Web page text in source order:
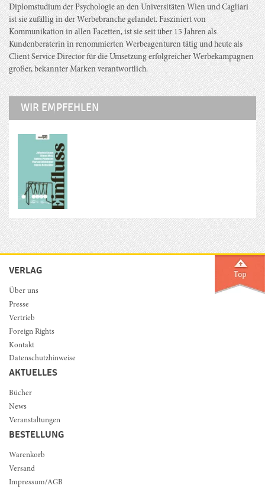
Diplomstudium der Psychologie an den Universitäten Wien und Cagliari
ist sie zufällig in der Werbebranche gelandet. Fasziniert von
Kommunikation in allen Facetten, ist sie seit über 15 Jahren als
Kundenberaterin in renommierten Werbeagenturen tätig und heute als
Client Service Director für die Umsetzung erfolgreicher Werbekampagnen
großer, bekannter Marken verantwortlich.
WIR EMPFEHLEN
VERLAG
Über uns
Presse
Vertrieb
Foreign Rights
Kontakt
Datenschutzhinweise
AKTUELLES
Bücher
News
Veranstaltungen
BESTELLUNG
Warenkorb
Versand
Impressum/AGB